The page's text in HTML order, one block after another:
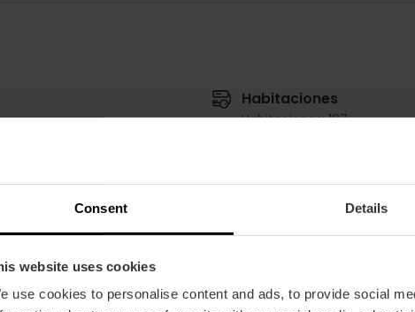
Consent Details
website uses cookies
use cookies to personalise content and ads, to provide social
Habitaciones
Habitaciones: 187
Galatea)